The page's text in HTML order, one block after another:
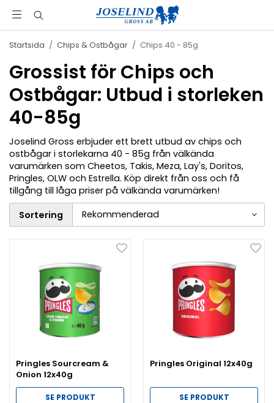
Startsida / Chips & Ostbågar / Chips 40 - 85g
Grossist för Chips och
Ostbågar: Utbud i storleken
40-85g
Joselind Gross erbjuder ett brett utbud av chips och
ostbågar i storlekarna 40 - 85g från välkända
varumärken som Cheetos, Takis, Meza, Lay's, Doritos,
Pringles, OLW och Estrella. Köp direkt från oss och få
tillgång till låga priser på välkända varumärken!
Sortering
Pringles Sourcream &
Onion 12x40g
SE PRODUKT
Pringles Original 12x40g
SE PRODUKT